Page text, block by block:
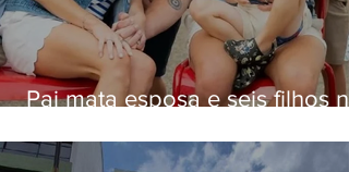
Pai mata esposa e seis filhos